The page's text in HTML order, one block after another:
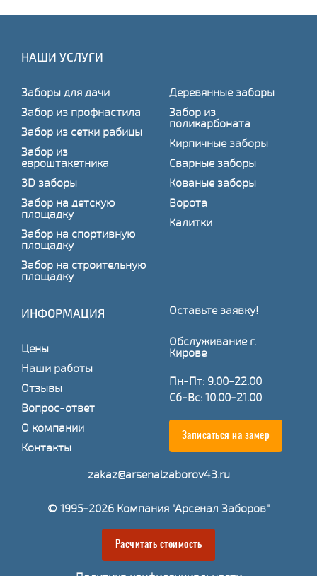
НАШИ УСЛУГИ
Заборы для дачи
Забор из профнастила
Забор из сетки рабицы
Забор из
евроштакетника
3D заборы
Забор на детскую
площадку
Забор на спортивную
площадку
Забор на строительную
площадку
Деревянные заборы
Забор из
поликарбоната
Кирпичные заборы
Сварные заборы
Кованые заборы
Ворота
Калитки
ИНФОРМАЦИЯ
Цены
Наши работы
Отзывы
Вопрос-ответ
О компании
Контакты
Оставьте заявку!
Обслуживание г.
Кирове
Пн-Пт: 9.00-22.00
Сб-Вс: 10.00-21.00
Записаться на замер
zakaz@arsenalzaborov43.ru
© 1995-2026 Компания "Арсенал Заборов"
Расчитать стоимость